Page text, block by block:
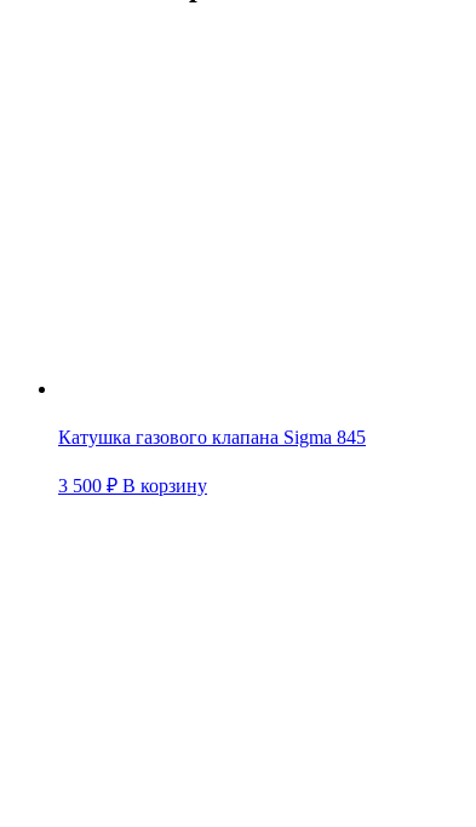
Катушка газового клапана Sigma 845
3 500 ₽ В корзину